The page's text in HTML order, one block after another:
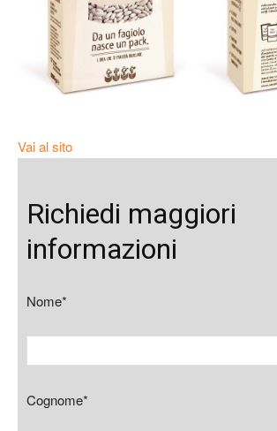
Vai al sito
Richiedi maggiori
informazioni
Nome*
Cognome*